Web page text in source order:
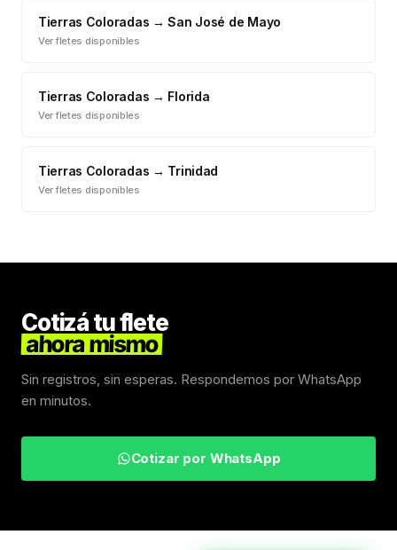
Tierras Coloradas →San José de Mayo
Ver fletes disponibles
Tierras Coloradas → Florida
Ver fletes disponibles
Tierras Coloradas → Trinidad
Ver fletes disponibles
Cotizá tu flete
ahora mismo
Sin registros, sin esperas. Respondemos por WhatsApp
en minutos.
Cotizar por WhatsApp